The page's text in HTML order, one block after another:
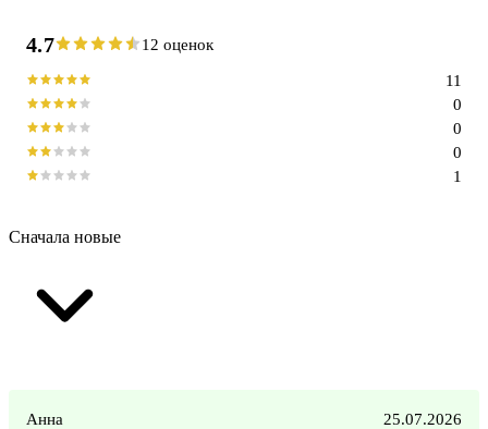
4.7 12 оценок
1
0
0
0
11
Сначала новые
Анна 25.07.2026